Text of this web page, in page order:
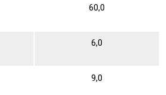
60,0
6,0
9,0